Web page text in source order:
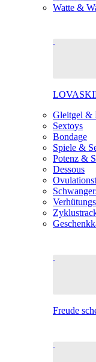
Watte &
Gleitgel &
Sextoys
Bondage
Spiele &
Potenz &
Dessous
Freude